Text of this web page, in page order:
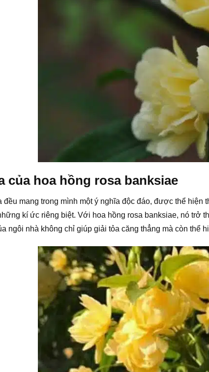
của hoa hồng rosa banksiae
đều mang trong mình một ý nghĩa độc đáo, được thể
kí ức riêng biệt. Với hoa hồng rosa banksiae, nó trở
ngôi nhà không chỉ giúp giải tỏa căng thẳng mà còn thể